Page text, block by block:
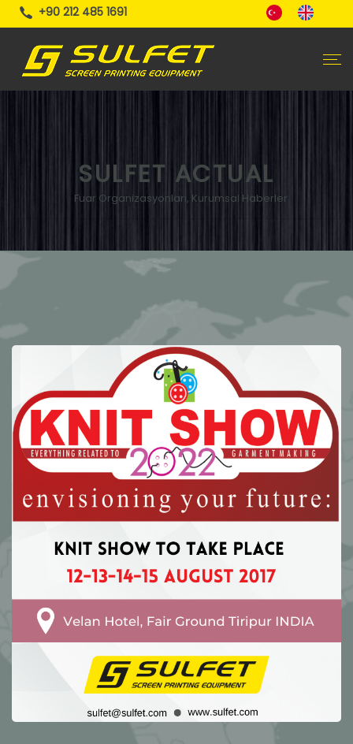
Textile
Printing
Machines
+90 212 485 1691
SULFET ACTUAL
Fuar Organizasyonları, Kurumsal Haberler